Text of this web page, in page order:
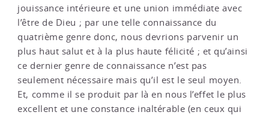
jouissance intérieure et une union immédiate avec
l’être de Dieu ; par une telle connaissance du
quatrième genre donc, nous devrions parvenir un
plus haut salut et à la plus haute félicité ; et qu’ainsi
ce dernier genre de connaissance n’est pas
seulement nécessaire mais qu’il est le seul moyen.
Et, comme il se produit par là en nous l’effet le plus
excellent et une constance inaltérable (en ceux qui